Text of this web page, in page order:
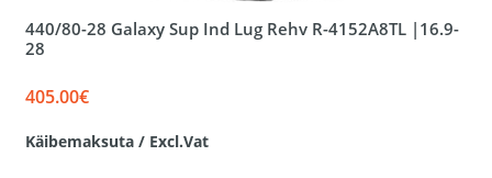
440/80-28 Galaxy Sup Ind Lug Rehv R-4152A8TL |16.9-
28
405.00€
Käibemaksuta / Excl.Vat